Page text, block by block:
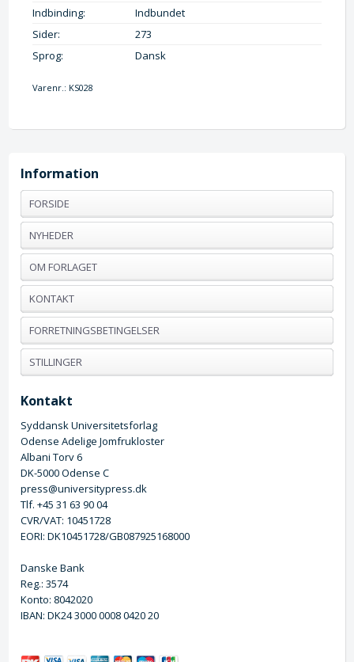
Indbinding:
Indbundet
Sider:
273
Sprog:
Dansk
Varenr.: KS028
Information
FORSIDE
NYHEDER
OM FORLAGET
KONTAKT
FORRETNINGSBETINGELSER
STILLINGER
Kontakt
Syddansk Universitetsforlag
Odense Adelige Jomfrukloster
Albani Torv 6
DK-5000 Odense C
press@universitypress.dk
Tlf. +45 31 63 90 04
CVR/VAT: 10451728
EORI: DK10451728/GB087925168000
Danske Bank
Reg.: 3574
Konto: 8042020
IBAN: DK24 3000 0008 0420 20